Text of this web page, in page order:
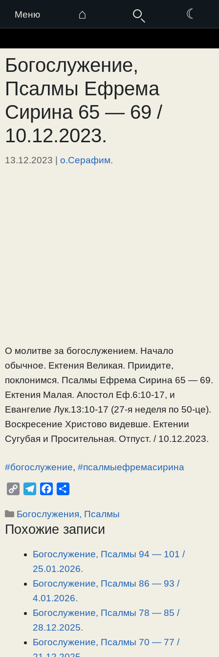
Меню ⌂ ☾
к
содержимому
Богослужение,
Псалмы Ефрема
Сирина 65 — 69 /
10.12.2023.
13.12.2023 | о.Серафим.
О молитве за богослужением. Начало
обычное. Ектения Великая. Приидите,
поклонимся. Псалмы Ефрема Сирина 65 — 69.
Ектения Малая. Апостол Еф.6:10-17, и
Евангелие Лук.13:10-17 (27-я неделя по 50-це).
Воскресение Христово видевше. Ектении
Сугубая и Просительная. Отпуст. / 10.12.2023.
#богослужение, #псалмыефремасирина
p
y
l
e
r
a
c
e
o
o
п
р
в
и
Рубрики
Богослужения, Псалмы
Похожие записи
Богослужение, Псалмы 94 — 101 /
25.01.2026.
Богослужение, Псалмы 86 — 93 /
4.01.2026.
Богослужение, Псалмы 78 — 85 /
28.12.2025.
Богослужение, Псалмы 70 — 77 /